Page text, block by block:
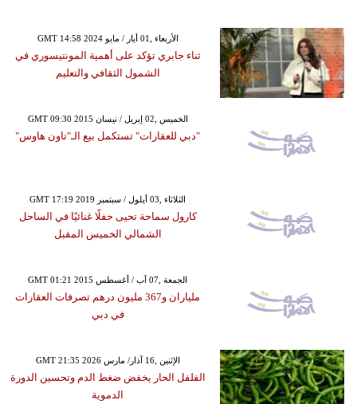
GMT 14:58 2024 الأربعاء ,01 أيار / مايو
ثناء جابري تؤكد على أهمية المونتيسوري في
الشمول الثقافي والتعليم
GMT 09:30 2015 الخميس ,02 إبريل / نيسان
"دبي للعقارات" تستكمل بيع الـ"تاون هاوس"
GMT 17:19 2019 الثلاثاء ,03 أيلول / سبتمبر
كارول سماحة تحيى حفلًا غنائيًا في الساحل
الشمالي الخميس المقبل
GMT 01:21 2015 الجمعة ,07 آب / أغسطس
ملياران و367 مليون درهم تصرفات العقارات
في دبي
GMT 21:35 2026 الإثنين ,16 آذار/ مارس
الفلفل الحار يخفض ضغط الدم وتحسين الدورة
الدموية